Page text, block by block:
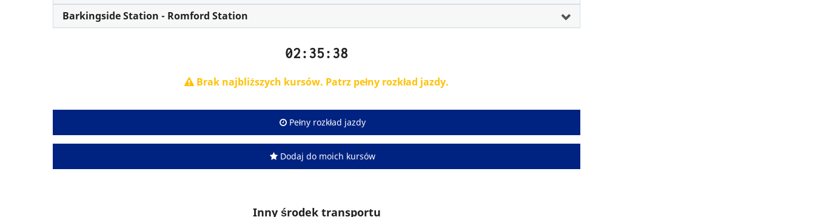
Barkingside Station - Romford Station
02:35:39
Brak najbliższych kursów. Patrz pełny rozkład jazdy.
Pełny rozkład jazdy
Dodaj do moich kursów
Inny środek transportu